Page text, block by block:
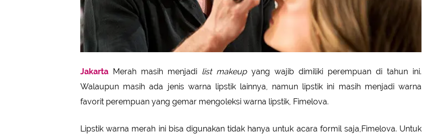
Jakarta Merah masih menjadi list makeupyang wajib dimiliki perempuan di tahun ini.
Walaupun masih ada jenis warna lipstik lainnya, namun lipstik ini masih menjadi warna
favorit perempuan yang gemar mengoleksi warna lipstik, Fimelova.
Lipstik warna merah ini bisa digunakan tidak hanya untuk acara formil saja,Fimelova. Untuk